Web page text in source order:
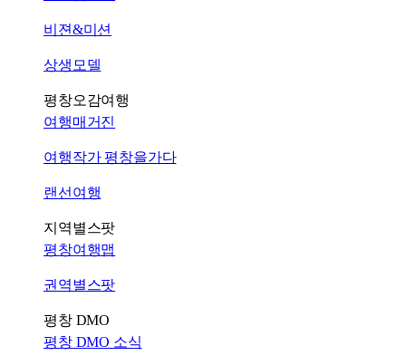
비젼&미션
상생모델
평창오감여행
여행매거진
여행작가 평창을가다
랜선여행
지역별스팟
평창여행맵
권역별스팟
평창 DMO
평창 DMO 소식